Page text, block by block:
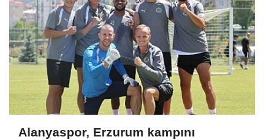
Alanyaspor, Erzurum kampını